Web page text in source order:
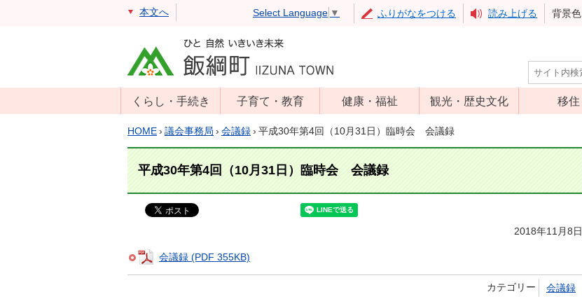
本文へ Select Language ▼ ふりがなをつける 読み上げる 背景色
くらし・手続き
戸籍・住民票・
住民登録
マイナンバー
消防・防災
子育て・教育
年齢別子育て情
子育て支援
小学校・中学校
生涯学習
健康・福祉
児童福祉
高齢者福祉
介護保険
障害福祉
保健・医療
観光・歴史文化
観光
アップルミュー
移住
HOME› 議会事務局 › 会議録› 平成30年第4回（10月31日）臨時会 会議録
平成30年第4回（10月31日）臨時会 会議録
2018年11月8日
会議録 (PDF 355KB)
カテゴリー 会議録